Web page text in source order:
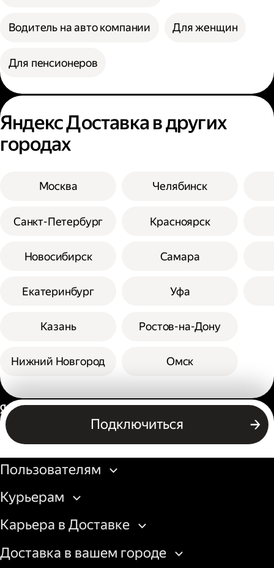
Водитель на авто компании Для женщин
Для пенсионеров
Яндекс Доставка в других
городах
Москва
Санкт-Петербург
Новосибирск
Екатеринбург
Казань
Нижний Новгород
Челябинск
Красноярск
Самара
Уфа
Ростов-на-Дону
Омск
Подключиться
Россия
Бизнесу
Пользователям
Курьерам
Карьера в Доставке
Доставка в вашем городе